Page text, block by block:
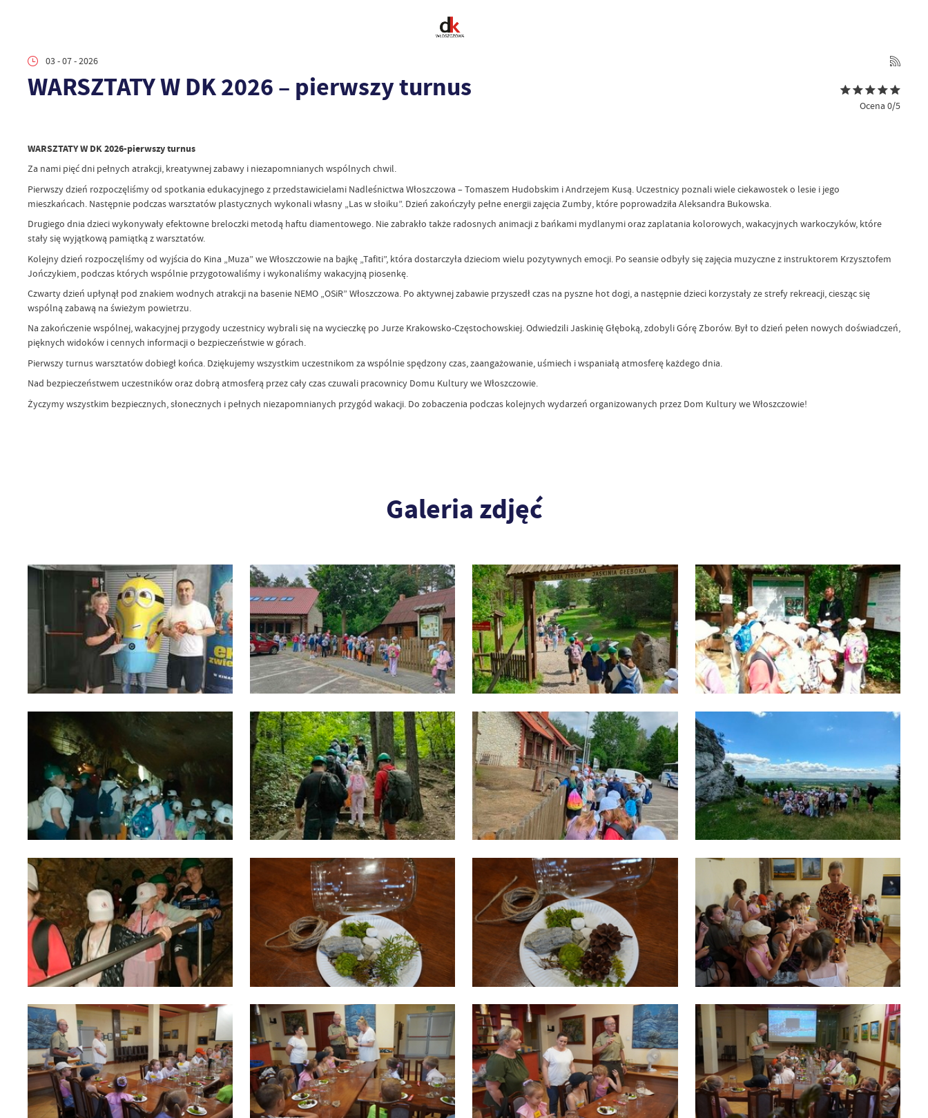
03 - 07 - 2026
WARSZTATY W DK 2026 – pierwszy turnus
Ocena 0/5
WARSZTATY W DK 2026-pierwszy turnus
Za nami pięć dni pełnych atrakcji, kreatywnej zabawy i niezapomnianych wspólnych chwil.
Pierwszy dzień rozpoczęliśmy od spotkania edukacyjnego z przedstawicielami Nadleśnictwa Włoszczowa – Tomaszem Hudobskim i Andrzejem Kusą. Uczestnicy poznali wiele ciekawostek o lesie i jego
mieszkańcach. Następnie podczas warsztatów plastycznych wykonali własny „Las w słoiku”. Dzień zakończyły pełne energii zajęcia Zumby, które poprowadziła Aleksandra Bukowska.
Drugiego dnia dzieci wykonywały efektowne breloczki metodą haftu diamentowego. Nie zabrakło także radosnych animacji z bańkami mydlanymi oraz zaplatania kolorowych, wakacyjnych warkoczyków, które
stały się wyjątkową pamiątką z warsztatów.
Kolejny dzień rozpoczęliśmy od wyjścia do Kina „Muza” we Włoszczowie na bajkę „Tafiti”, która dostarczyła dzieciom wielu pozytywnych emocji. Po seansie odbyły się zajęcia muzyczne z instruktorem Krzysztofem
Jończykiem, podczas których wspólnie przygotowaliśmy i wykonaliśmy wakacyjną piosenkę.
Czwarty dzień upłynął pod znakiem wodnych atrakcji na basenie NEMO „OSiR” Włoszczowa. Po aktywnej zabawie przyszedł czas na pyszne hot dogi, a następnie dzieci korzystały ze strefy rekreacji, ciesząc się
wspólną zabawą na świeżym powietrzu.
Na zakończenie wspólnej, wakacyjnej przygody uczestnicy wybrali się na wycieczkę po Jurze Krakowsko-Częstochowskiej. Odwiedzili Jaskinię Głęboką, zdobyli Górę Zborów. Był to dzień pełen nowych doświadczeń,
pięknych widoków i cennych informacji o bezpieczeństwie w górach.
Pierwszy turnus warsztatów dobiegł końca. Dziękujemy wszystkim uczestnikom za wspólnie spędzony czas, zaangażowanie, uśmiech i wspaniałą atmosferę każdego dnia.
Nad bezpieczeństwem uczestników oraz dobrą atmosferą przez cały czas czuwali pracownicy Domu Kultury we Włoszczowie.
Życzymy wszystkim bezpiecznych, słonecznych i pełnych niezapomnianych przygód wakacji. Do zobaczenia podczas kolejnych wydarzeń organizowanych przez Dom Kultury we Włoszczowie!
Galeria zdjęć